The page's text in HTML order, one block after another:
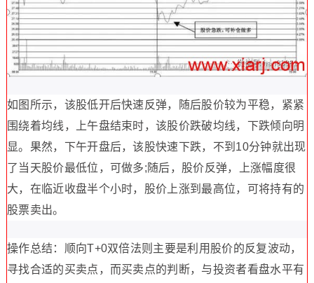
如图所示，该股低开后快速反弹，随后股价较为平稳，紧紧
围绕着均线，上午盘结束时，该股价跌破均线，下跌倾向明
显。果然，下午开盘后，该股快速下跌，不到10分钟就出现
了当天股价最低位，可做多;随后，股价反弹，上涨幅度很
大，在临近收盘半个小时，股价上涨到最高位，可将持有的
股票卖出。
操作总结：顺向T+0双倍法则主要是利用股价的反复波动，
寻找合适的买卖点，而买卖点的判断，与投资者看盘水平有